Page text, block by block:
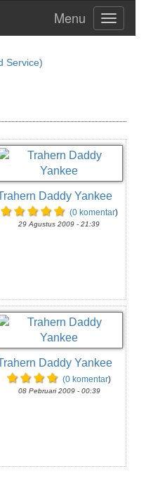
Toggle
Service)
Daddy Yankee
(0 komentar)
29 Agustus 2009 - 21:39
Daddy Yankee
(0 komentar)
08 Pebruari 2009 - 00:39